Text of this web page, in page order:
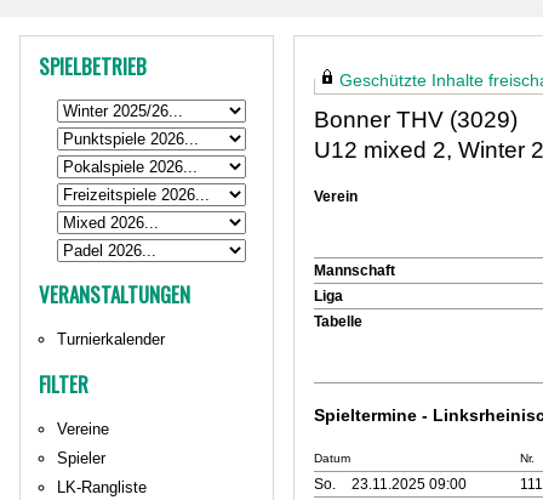
SPIELBETRIEB
VERANSTALTUNGEN
Turnierkalender
FILTER
Vereine
Spieler
LK-Rangliste
Geschützte Inhalte
Bonner THV (3029)
U12 mixed 2, Winter
Verein
Mannschaft
Liga
Tabelle
Spieltermine -
Datum Nr.
So. 23.11.2025 09:00